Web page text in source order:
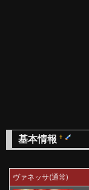
基本情報 †
ヴァネッサ(通常)